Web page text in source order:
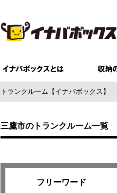
トランクルーム【イナバボックス】
三鷹市のトランクルーム一覧
フリーワード